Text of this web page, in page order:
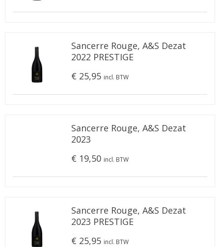
Sancerre Rouge, A&S Dezat
2022 PRESTIGE
€ 25,95 incl. BTW
Sancerre Rouge, A&S Dezat
2023
€ 19,50 incl. BTW
Sancerre Rouge, A&S Dezat
2023 PRESTIGE
€ 25,95 incl. BTW